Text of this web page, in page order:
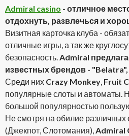
Admiral casino - отличное
отдохнуть, развлечься и
Визитная карточка клуба -
отличные игры, а так же
безопасность.Admiral
известных брендов -
Среди них Crazy Monkey, Fruit
популярные слоты и автоматы.
большой популярностью
Не смотря на обилие различных
(Джекпот, Слотомания),Admiral